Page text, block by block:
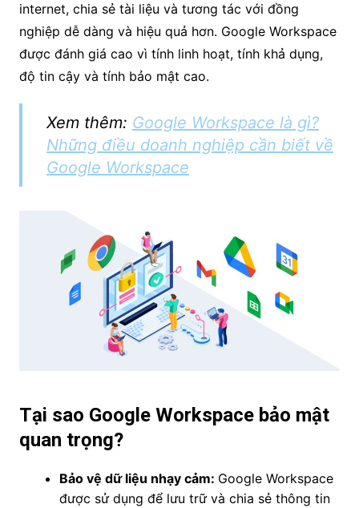
internet, chia sẻ tài liệu và tương tác với đồng
nghiệp dễ dàng và hiệu quả hơn. Google Workspace
được đánh giá cao vì tính linh hoạt, tính khả dụng,
độ tin cậy và tính bảo mật cao.
Xem thêm: Google Workspace là gì?
Những điều doanh nghiệp cần biết về
Google Workspace
Tại sao Google Workspace bảo mật
quan trọng?
Bảo vệ dữ liệu nhạy cảm: Google Workspace
được sử dụng để lưu trữ và chia sẻ thông tin